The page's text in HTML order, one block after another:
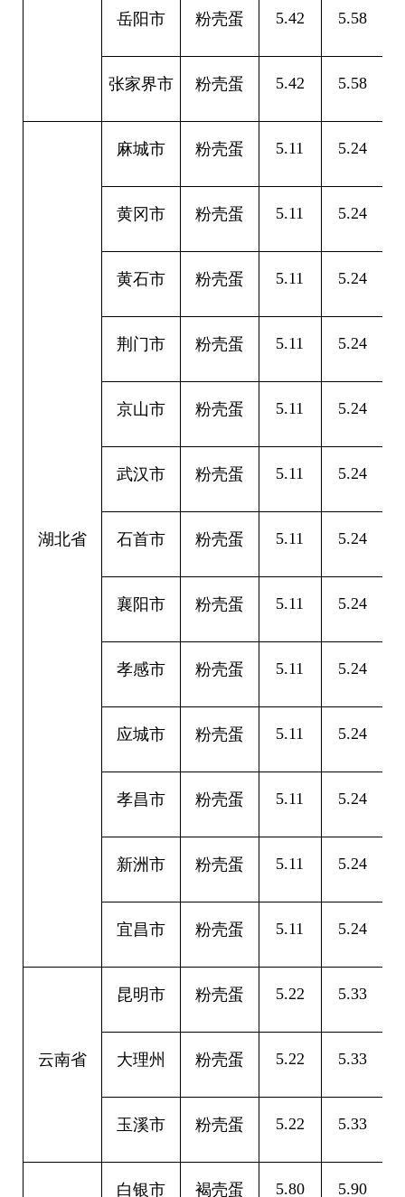
岳阳市 粉壳蛋 5.42 5.58
张家界市 粉壳蛋 5.42 5.58
湖北省
麻城市 粉壳蛋 5.11 5.24
黄冈市 粉壳蛋 5.11 5.24
黄石市 粉壳蛋 5.11 5.24
荆门市 粉壳蛋 5.11 5.24
京山市 粉壳蛋 5.11 5.24
武汉市 粉壳蛋 5.11 5.24
石首市 粉壳蛋 5.11 5.24
襄阳市 粉壳蛋 5.11 5.24
孝感市 粉壳蛋 5.11 5.24
应城市 粉壳蛋 5.11 5.24
孝昌市 粉壳蛋 5.11 5.24
新洲市 粉壳蛋 5.11 5.24
宜昌市 粉壳蛋 5.11 5.24
云南省
昆明市 粉壳蛋 5.22 5.33
大理州 粉壳蛋 5.22 5.33
玉溪市 粉壳蛋 5.22 5.33
白银市 褐壳蛋 5.80 5.90